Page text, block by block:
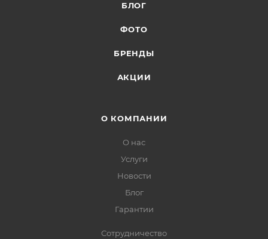
БЛОГ
ФОТО
БРЕНДЫ
АКЦИИ
О КОМПАНИИ
О нас
Услуги
Новости
Блог
Гарантии
Сотрудничество